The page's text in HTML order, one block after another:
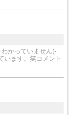
かっていません(-
います。笑コメント